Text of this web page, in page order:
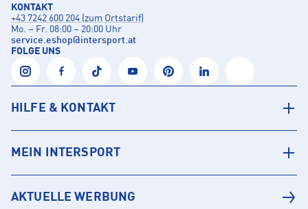
KONTAKT
+43 7242 600 204 (zum Ortstarif)
Mo. – Fr. 08:00 – 20:00 Uhr
service.eshop@intersport.at
FOLGE UNS
HILFE & KONTAKT
MEIN INTERSPORT
AKTUELLE WERBUNG